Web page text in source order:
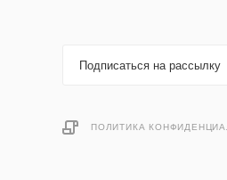
Подписаться на рассылку
ПОЛИТИКА